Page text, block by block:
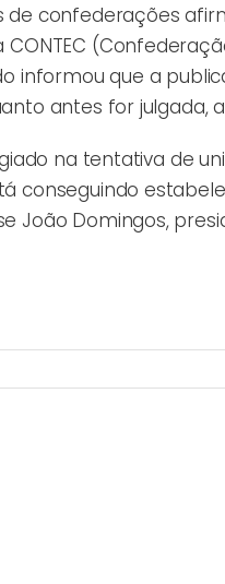
de confederações
informou que a
antes for julgada,
na tentativa de
conseguindo
João Domingos,